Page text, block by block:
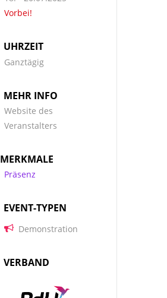
Vorbei!
UHRZEIT
Ganztägig
MEHR INFO
Website des
Veranstalters
MERKMALE
Präsenz
EVENT-TYPEN
Demonstration
VERBAND